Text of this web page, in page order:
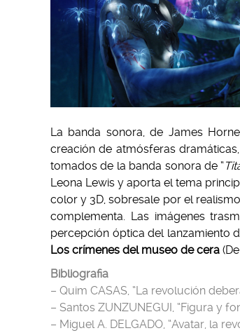
La banda sonora, de James
creación de atmósferas
tomados de la banda sonora de “
Leona Lewis y aporta el tema
color y 3D, sobresale por el
complementa. Las imágenes
percepción óptica del lanzamiento
Los crímenes del museo de cera
Bibliografia
– Quim CASAS, “La revolución
– Santos ZUNZUNEGUI, “Figura y
– Miguel A. DELGADO, “Avatar, la